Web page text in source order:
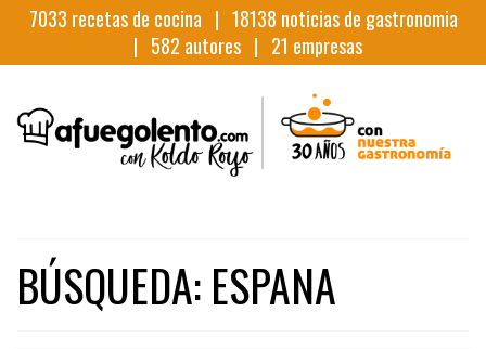
7033 recetas de cocina | 18138 noticias de gastronomia
| 582 autores | 21 empresas
BÚSQUEDA: ESPANA